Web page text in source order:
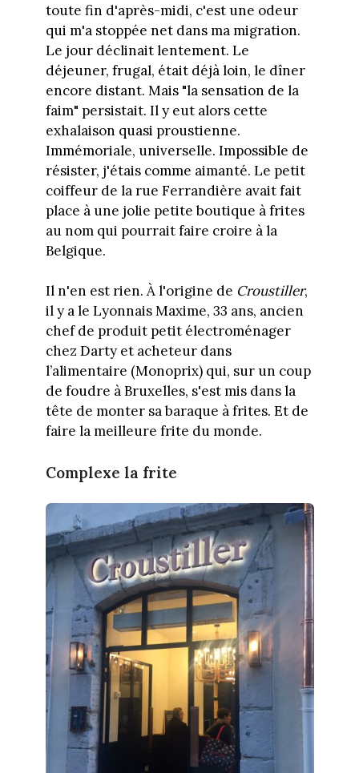
toute fin d'après-midi, c'est une odeur
qui m'a stoppée net dans ma migration.
Le jour déclinait lentement. Le
déjeuner, frugal, était déjà loin, le dîner
encore distant. Mais "la sensation de la
faim" persistait. Il y eut alors cette
exhalaison quasi proustienne.
Immémoriale, universelle. Impossible de
résister, j'étais comme aimanté. Le petit
coiffeur de la rue Ferrandière avait fait
place à une jolie petite boutique à frites
au nom qui pourrait faire croire à la
Belgique.
Il n'en est rien. À l'origine de Croustiller,
il y a le Lyonnais Maxime, 33 ans, ancien
chef de produit petit électroménager
chez Darty et acheteur dans
l’alimentaire (Monoprix) qui, sur un coup
de foudre à Bruxelles, s'est mis dans la
tête de monter sa baraque à frites. Et de
faire la meilleure frite du monde.
Complexe la frite